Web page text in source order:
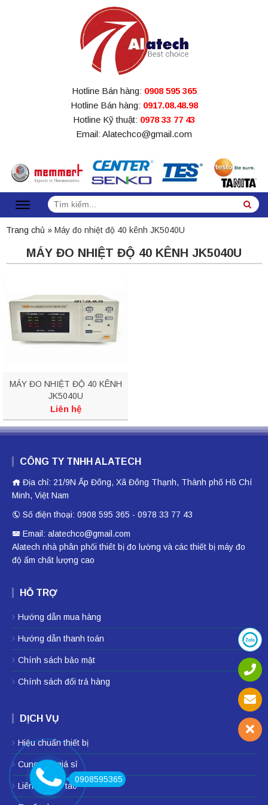
Hotline Bán hàng: 0908 595 365
Hotline Bán hàng: 0917.08.48.98
Hotline Kỹ thuật: 0978 33 77 43
Email: Alatechco@gmail.com
Tìm
kiếm:
Trang chủ » Máy đo nhiệt độ 40 kênh JK5040U
MÁY ĐO NHIỆT ĐỘ 40 KÊNH JK5040U
MÁY ĐO NHIỆT ĐỘ 40 KÊNH
JK5040U
Liên hệ
CÔNG TY TNHH ALATECH
Địa chỉ: 21/9N Ấp Đông, Xã Đông Thạnh, Thành phố Hồ Chí
Minh, Việt Nam
Số điện thoại: 0908 595 365 - 0978 33 77 43
Email: alatechco@gmail.com
Alatech nhà phân phối thiêt bị đo lường và các thiết bị máy đo
độ ẩm chất lượng cao
HỖ TRỢ
Hướng dẫn mua hàng
Hướng dẫn thanh toán
Chính sách bảo mật
Chính sách đổi trả hàng
DỊCH VỤ
Hiệu chuẩn thiết bị
Cung cấp giá sỉ
Liên hệ hợp tác
0908595365